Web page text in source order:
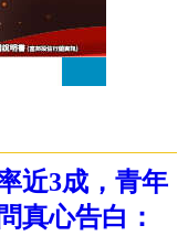
近3成，青年
真心告白：